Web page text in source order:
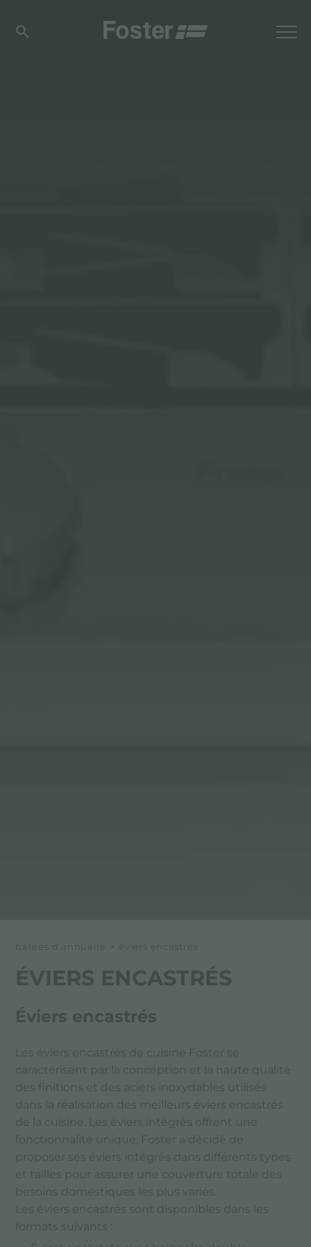
balises d'annuaire > éviers encastrés
ÉVIERS ENCASTRÉS
Éviers encastrés
Les éviers encastrés de cuisine Foster se
caractérisent par la conception et la haute qualité
des finitions et des aciers inoxydables utilisés
dans la réalisation des meilleurs éviers encastrés
de la cuisine. Les éviers intégrés offrent une
fonctionnalité unique, Foster a décidé de
proposer ses éviers intégrés dans différents types
et tailles pour assurer une couverture totale des
besoins domestiques les plus variés.
Les éviers encastrés sont disponibles dans les
formats suivants :